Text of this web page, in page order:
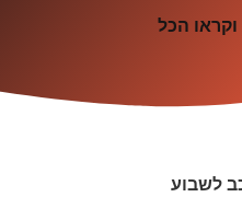
הכל
לשבוע